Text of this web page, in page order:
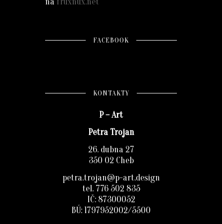
FACEBOOK
KONTAKTY
P – Art
Petra Trojan
26. dubna 27
350 02 Cheb
petra.trojan@p-art.design
tel. 776 502 835
IČ: 87300052
BÚ: 1797952002/5500